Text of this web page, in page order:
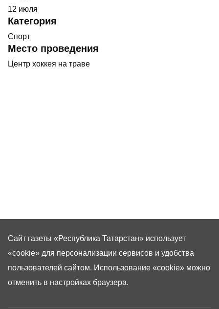
12 июля
Категория
Спорт
Место проведения
Центр хоккея на траве
Сайт газеты «Республика Татарстан» использует
«cookie» для персонализации сервисов и удобства
пользователей сайтом. Использование «cookie» можно
отменить в настройках браузера.